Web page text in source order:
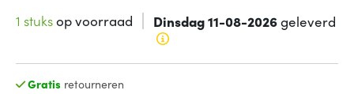
1 stuksop voorraad Dinsdag 11-08-2026geleverd
Gratis retourneren